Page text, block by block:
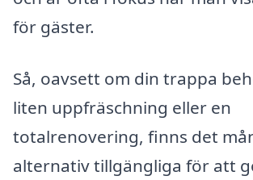
för gäster.
Så, oavsett om din trappa
liten uppfräschning eller en
totalrenovering, finns det
alternativ tillgängliga för att